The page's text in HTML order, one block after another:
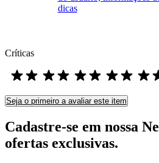
dicas
Críticas
Seja o primeiro a avaliar este item
Cadastre-se em nossa
ofertas exclusivas.